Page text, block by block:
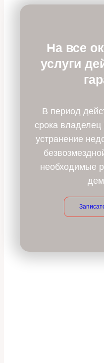
На все
услуги
В период
срока владелец
устранение
необходимые